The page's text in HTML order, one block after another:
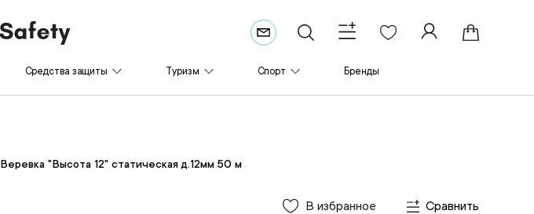
Средства защиты Туризм Спорт Бренды
Веревка "Высота 12" статическая д.12мм 50 м
В избранное Сравнить